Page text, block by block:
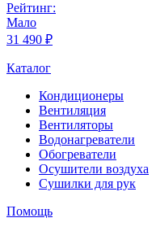
Рейтинг:
Мало
31 490 ₽
Каталог
Кондиционеры
Вентиляция
Вентиляторы
Водонагреватели
Обогреватели
Осушители воздуха
Сушилки для рук
Помощь